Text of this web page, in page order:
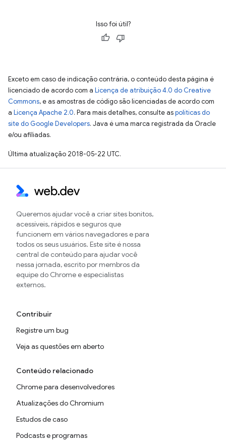
Isso foi útil?
Exceto em caso de indicação contrária, o conteúdo desta página é
licenciado de acordo com a Licença de atribuição 4.0 do Creative
Commons, e as amostras de código são licenciadas de acordo com
a Licença Apache 2.0. Para mais detalhes, consulte aspolíticas do
site do Google Developers. Java é uma marca registrada da Oracle
e/ou afiliadas.
Última atualização 2018-05-22 UTC.
Queremos ajudar você a criar sites bonitos,
acessíveis, rápidos e seguros que
funcionem em vários navegadores e para
todos os seus usuários. Este site é nossa
central de conteúdo para ajudar você
nessa jornada, escrito por membros da
equipe do Chrome e especialistas
externos.
Contribuir
Registre um bug
Veja as questões em aberto
Conteúdo relacionado
Chrome para desenvolvedores
Atualizações do Chromium
Estudos de caso
Podcasts e programas